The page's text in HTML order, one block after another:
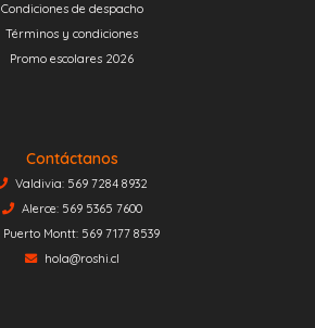
Condiciones de despacho
Términos y condiciones
Promo escolares 2026
Contáctanos
Valdivia: 569 7284 8932
Alerce: 569 5365 7600
Puerto Montt: 569 7177 8539
hola@roshi.cl